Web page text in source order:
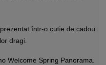
într-o cutie de cadou
dragi.
Welcome Spring Panorama.